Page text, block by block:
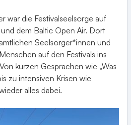
war die Festivalseelsorge auf
dem Baltic Open Air. Dort
Seelsorger*innen und
auf den Festivals ins
kurzen Gesprächen wie „Was
zu intensiven Krisen wie
alles dabei.